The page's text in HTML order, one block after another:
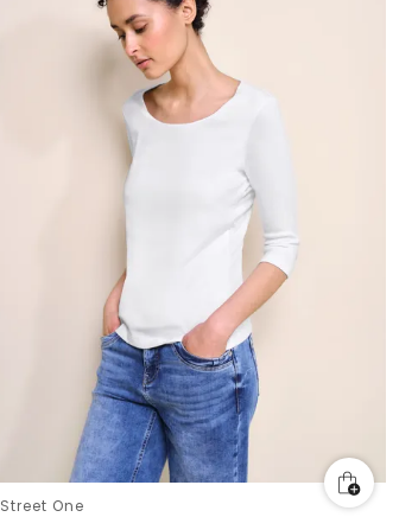
Street One